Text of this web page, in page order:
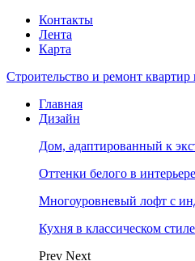
Контакты
Лента
Карта
Строительство и ремонт
Главная
Дизайн
Дом, адаптированный к
Оттенки белого в
Многоуровневый лофт с
Кухня в классическом
Prev Next